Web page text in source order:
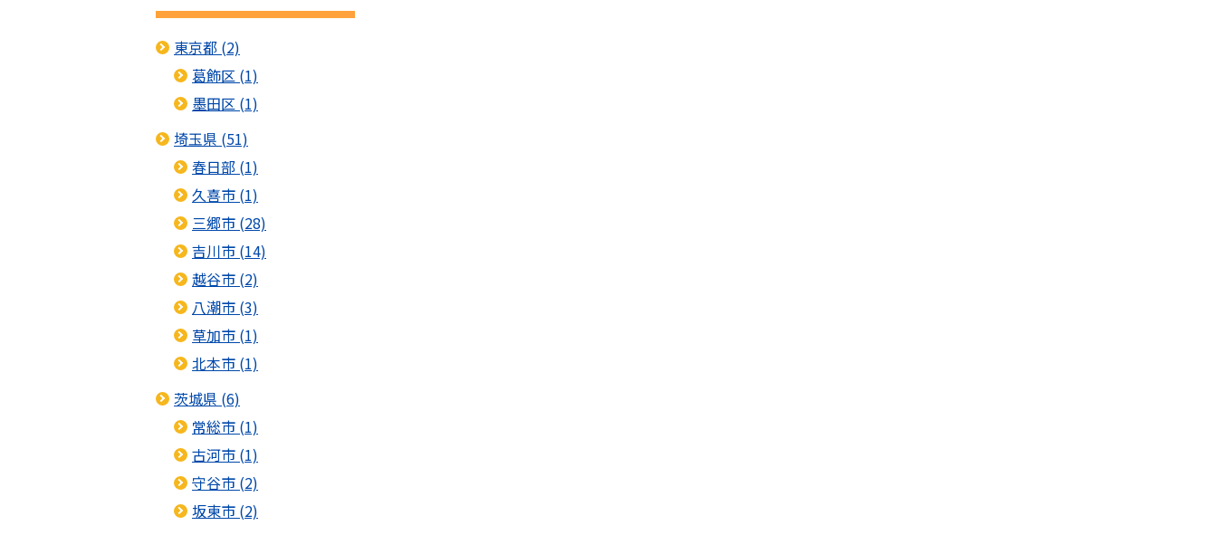
東京都 (2)
葛飾区 (1)
墨田区 (1)
埼玉県 (51)
春日部 (1)
久喜市 (1)
三郷市 (28)
吉川市 (14)
越谷市 (2)
八潮市 (3)
草加市 (1)
北本市 (1)
茨城県 (6)
常総市 (1)
古河市 (1)
守谷市 (2)
坂東市 (2)